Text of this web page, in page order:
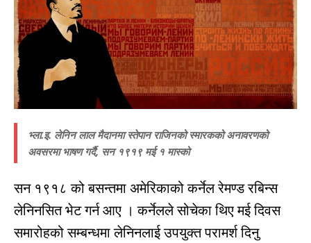
भ्ला.इ. लेनिन लाल मैदानमा स्तेपान राजिनको स्मारकको अनावरणको
अवसरमा भाषण गर्दै, सन १९१९ मई १ मास्को
सन १९१८ को बसन्तमा अमेरिकाको कर्नेल रेमण्ड रबिन्स
लेनिनसित भेट गर्न आए । कर्नेलले सोचेका थिए मई दिवस
समारोहको सम्बन्धमा लेनिनलाई उपयुक्त परामर्श दिनु